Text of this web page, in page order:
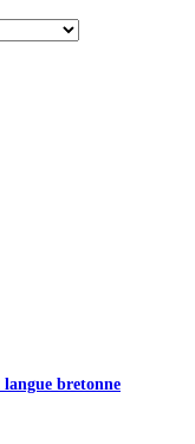
bretonne